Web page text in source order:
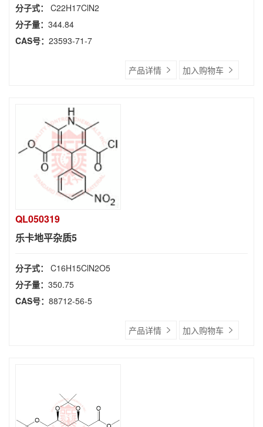
分子式： C22H17ClN2
分子量： 344.84
CAS号： 23593-71-7
产品详情 加入购物车
QL050319
乐卡地平杂质5
分子式： C16H15ClN2O5
分子量： 350.75
CAS号： 88712-56-5
产品详情 加入购物车